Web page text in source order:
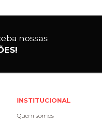
nossas
INSTITUCIONAL
Quem somos